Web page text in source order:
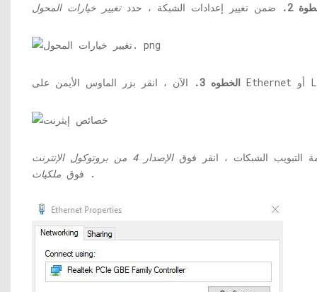
2. ضمن تغيير إعدادات الشبكة ، حددتغيير خيارات المحول
الخطوه 3.
التبويب الشبكات ، انقر فوق
فوق ملكيات .